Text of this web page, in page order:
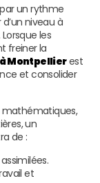
un rythme
niveau à
les
freiner la
Montpellierest
et consolider
un
de :
et